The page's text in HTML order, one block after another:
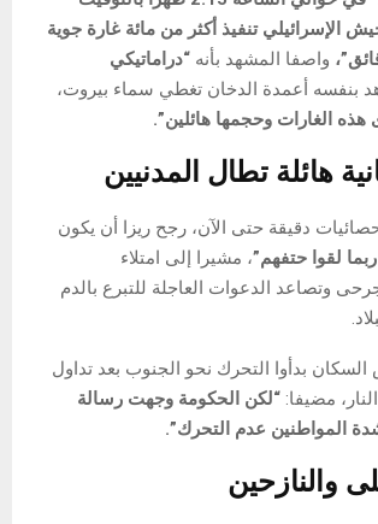
الإسرائيلي تنفيذ أكثر من مائة غارة جوية
واصفا المشهد بأنه “دراماتيكي
بنفسه أعمدة الدخان تغطي سماء بيروت،
الغارات وحجمها هائلين”.
هائلة تطال المدنيين
دقيقة حتى الآن، رجح ريزا أن يكون
لقوا حتفهم”، مشيرا إلى امتلاء
وتصاعد الدعوات العاجلة للتبرع بالدم
بدأوا التحرك نحو الجنوب بعد تداول
مضيفا: “لكن الحكومة وجهت رسالة
المواطنين عدم التحرك”.
والنازحين